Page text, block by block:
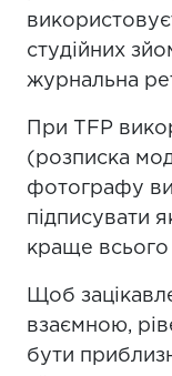
студійних
журнальна
При TFP
(розписка
фотографу
підписувати
краще
Щоб
взаємною,
бути